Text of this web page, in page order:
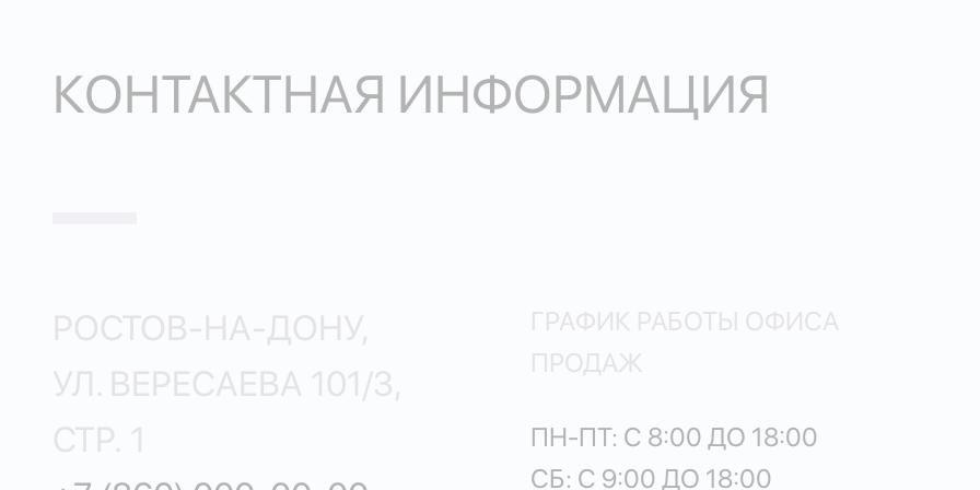
КОНТАКТНАЯ ИНФОРМАЦИЯ
РОСТОВ-НА-ДОНУ,
УЛ. ВЕРЕСАЕВА 101/3,
СТР. 1
ГРАФИК РАБОТЫ ОФИСА
ПРОДАЖ
ПН-ПТ: С 8:00 ДО 18:00
СБ: С 9:00 ДО 18:00